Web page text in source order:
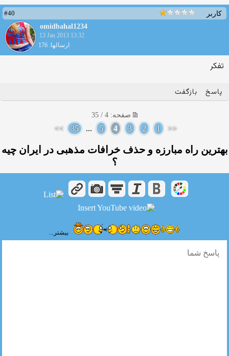
کاربر
#40
omidbahal1234
13 Jan 2013 13:32
ارسالها: 176
تفکر
پاسخ بازگفت
صفحه: 4 / 35
<<
1
2
3
4
5
...
35
>>
بهترین راه مبارزه و حذف خرافات مذهبی در ایران چیه
؟
بیشتر...